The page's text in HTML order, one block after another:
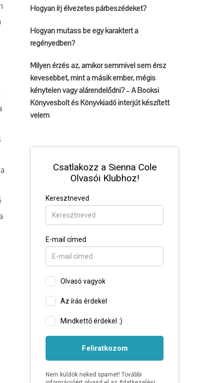
Hogyan írj élvezetes párbeszédeket?
Hogyan mutass be egy karaktert a
regényedben?
Milyen érzés az, amikor semmivel sem érsz
kevesebbet, mint a másik ember, mégis
kénytelen vagy alárendelődni? – A Booksi
Könyvesbolt és Könyvkiadó interjút készített
velem